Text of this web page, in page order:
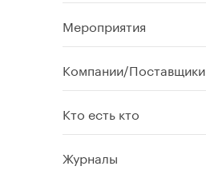
Мероприятия
Компании/Поставщики
Кто есть кто
Журналы